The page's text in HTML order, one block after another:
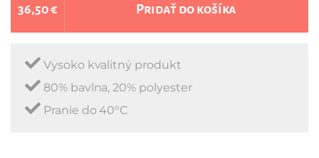
36,50 € Pridať do košíka
Vysoko kvalitný produkt
80% bavlna, 20% polyester
Pranie do 40°C